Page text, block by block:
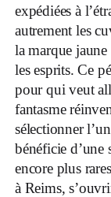
expédiées à
autrement les
la marque
les esprits. Ce
pour qui veut
fantasme
sélectionner
bénéficie d’une
encore plus
à Reims,